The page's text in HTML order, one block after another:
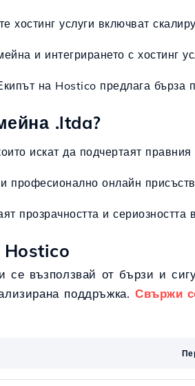
хостинг услуги включват
и интегрирането с хостинг
на Hostico предлага бърза
.ltda?
искат да подчертаят
професионално онлайн
прозрачността и
възползвай от бързи и
поддръжка.Свържи